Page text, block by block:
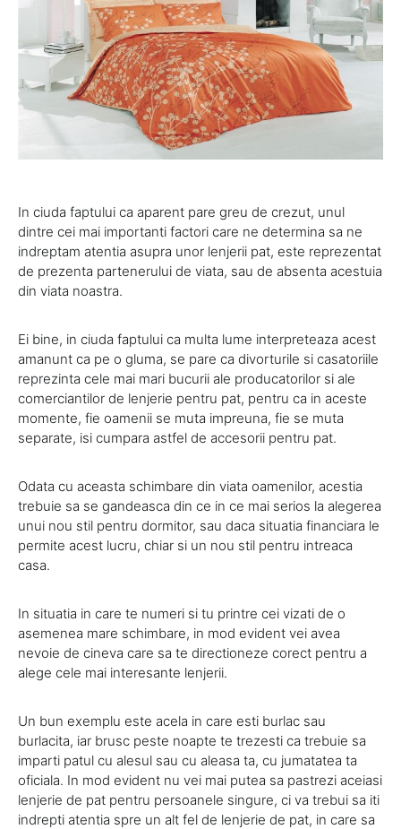
In ciuda faptului ca aparent pare greu de crezut, unul
dintre cei mai importanti factori care ne determina sa ne
indreptam atentia asupra unor lenjerii pat, este reprezentat
de prezenta partenerului de viata, sau de absenta acestuia
din viata noastra.
Ei bine, in ciuda faptului ca multa lume interpreteaza acest
amanunt ca pe o gluma, se pare ca divorturile si casatoriile
reprezinta cele mai mari bucurii ale producatorilor si ale
comerciantilor de lenjerie pentru pat, pentru ca in aceste
momente, fie oamenii se muta impreuna, fie se muta
separate, isi cumpara astfel de accesorii pentru pat.
Odata cu aceasta schimbare din viata oamenilor, acestia
trebuie sa se gandeasca din ce in ce mai serios la alegerea
unui nou stil pentru dormitor, sau daca situatia financiara le
permite acest lucru, chiar si un nou stil pentru intreaca
casa.
In situatia in care te numeri si tu printre cei vizati de o
asemenea mare schimbare, in mod evident vei avea
nevoie de cineva care sa te directioneze corect pentru a
alege cele mai interesante lenjerii.
Un bun exemplu este acela in care esti burlac sau
burlacita, iar brusc peste noapte te trezesti ca trebuie sa
imparti patul cu alesul sau cu aleasa ta, cu jumatatea ta
oficiala. In mod evident nu vei mai putea sa pastrezi aceiasi
lenjerie de pat pentru persoanele singure, ci va trebui sa iti
indrepti atentia spre un alt fel de lenjerie de pat, in care sa